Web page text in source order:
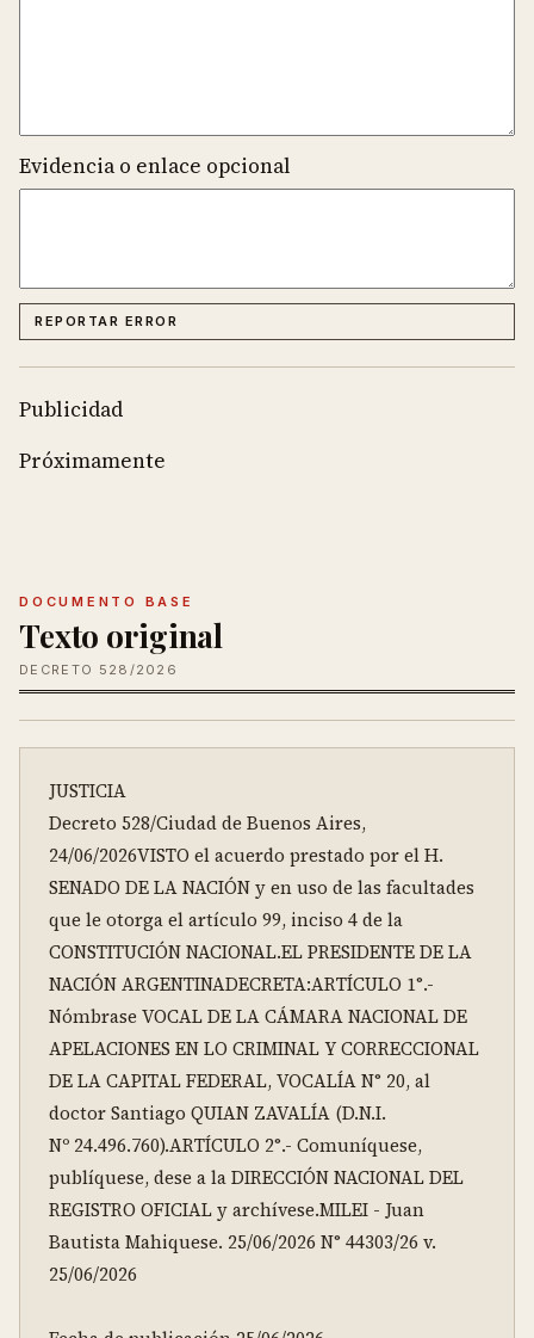
Evidencia o enlace opcional
REPORTAR ERROR
Publicidad
Próximamente
DOCUMENTO BASE
Texto original
DECRETO 528/2026
JUSTICIA
Decreto 528/Ciudad de Buenos Aires,
24/06/2026VISTO el acuerdo prestado por el H.
SENADO DE LA NACIÓN y en uso de las facultades
que le otorga el artículo 99, inciso 4 de la
CONSTITUCIÓN NACIONAL.EL PRESIDENTE DE LA
NACIÓN ARGENTINADECRETA:ARTÍCULO 1°.-
Nómbrase VOCAL DE LA CÁMARA NACIONAL DE
APELACIONES EN LO CRIMINAL Y CORRECCIONAL
DE LA CAPITAL FEDERAL, VOCALÍA N° 20, al
doctor Santiago QUIAN ZAVALÍA (D.N.I.
Nº 24.496.760).ARTÍCULO 2°.- Comuníquese,
publíquese, dese a la DIRECCIÓN NACIONAL DEL
REGISTRO OFICIAL y archívese.MILEI - Juan
Bautista Mahiquese. 25/06/2026 N° 44303/26 v.
25/06/2026